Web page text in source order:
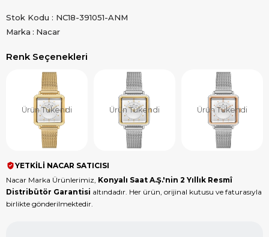
Stok Kodu
NC18-391051-ANM
Marka : Nacar
Renk Seçenekleri
Ürün Tükendi Ürün Tükendi Ürün Tükendi
YETKİLİ NACAR SATICISI
Nacar Marka Ürünlerimiz, Konyalı Saat A.Ş.'nin 2 Yıllık Resmî
Distribütör Garantisi altındadır. Her ürün, orijinal kutusu ve faturasıyla
birlikte gönderilmektedir.